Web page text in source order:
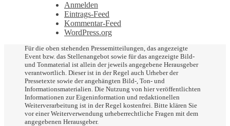
Anmelden
Eintrags-Feed
Kommentar-Feed
WordPress.org
Für die oben stehenden Pressemitteilungen, das angezeigte
Event bzw. das Stellenangebot sowie für das angezeigte Bild-
und Tonmaterial ist allein der jeweils angegebene Herausgeber
verantwortlich. Dieser ist in der Regel auch Urheber der
Pressetexte sowie der angehängten Bild-, Ton- und
Informationsmaterialien. Die Nutzung von hier veröffentlichten
Informationen zur Eigeninformation und redaktionellen
Weiterverarbeitung ist in der Regel kostenfrei. Bitte klären Sie
vor einer Weiterverwendung urheberrechtliche Fragen mit dem
angegebenen Herausgeber.